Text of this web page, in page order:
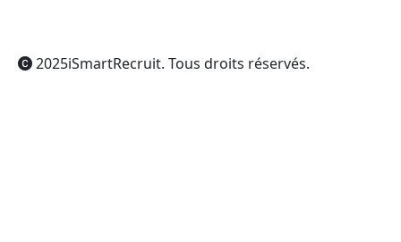
2025iSmartRecruit. Tous droits réservés.